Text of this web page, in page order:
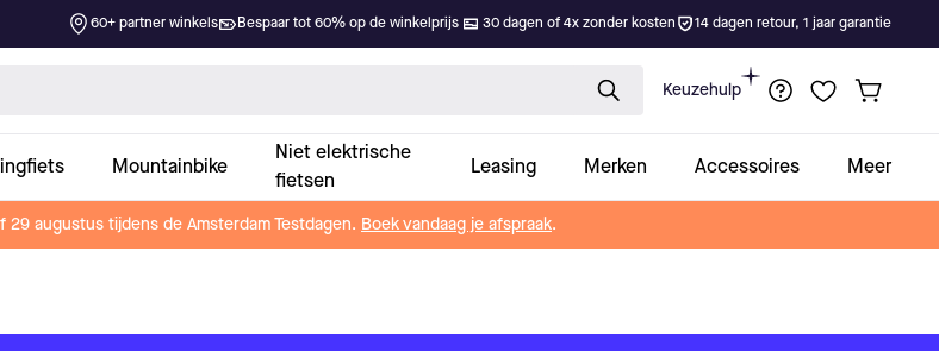
60+ partner winkels Bespaar tot 60% op de winkelprijs 30 dagen of 4x zonder kosten 14 dagen retour, 1 jaar garantie
Keuzehulp
Mountainbike
Niet elektrische
fietsen
Leasing Merken Accessoires Meer
augustus tijdens de Amsterdam Testdagen. Boek vandaag je afspraak.